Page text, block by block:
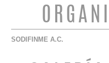
SODIFINME A.C.